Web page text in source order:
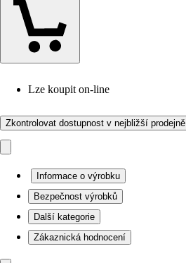
Lze koupit on-line
Zkontrolovat dostupnost v nejbližší prodejně
Informace o výrobku
Bezpečnost výrobků
Další kategorie
Zákaznická hodnocení